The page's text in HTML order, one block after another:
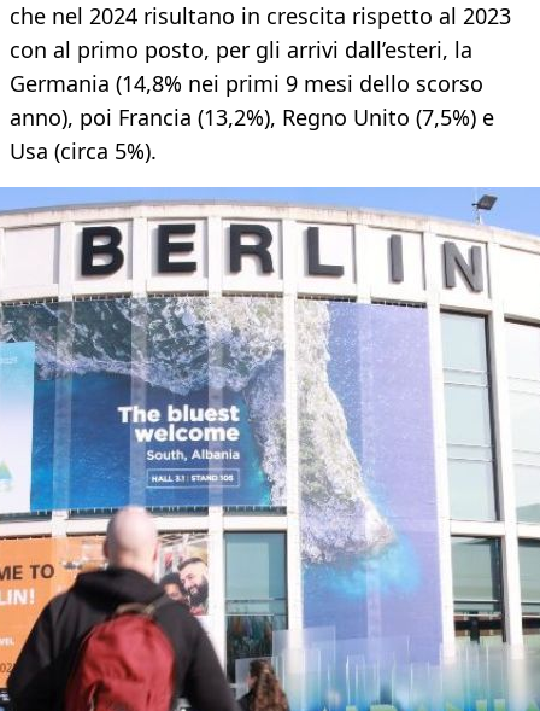
che nel 2024 risultano in crescita rispetto al 2023
con al primo posto, per gli arrivi dall’esteri, la
Germania (14,8% nei primi 9 mesi dello scorso
anno), poi Francia (13,2%), Regno Unito (7,5%) e
Usa (circa 5%).